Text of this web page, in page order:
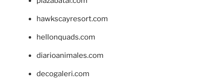
hawkscayresort.com
hellonquads.com
diarioanimales.com
decogaleri.com